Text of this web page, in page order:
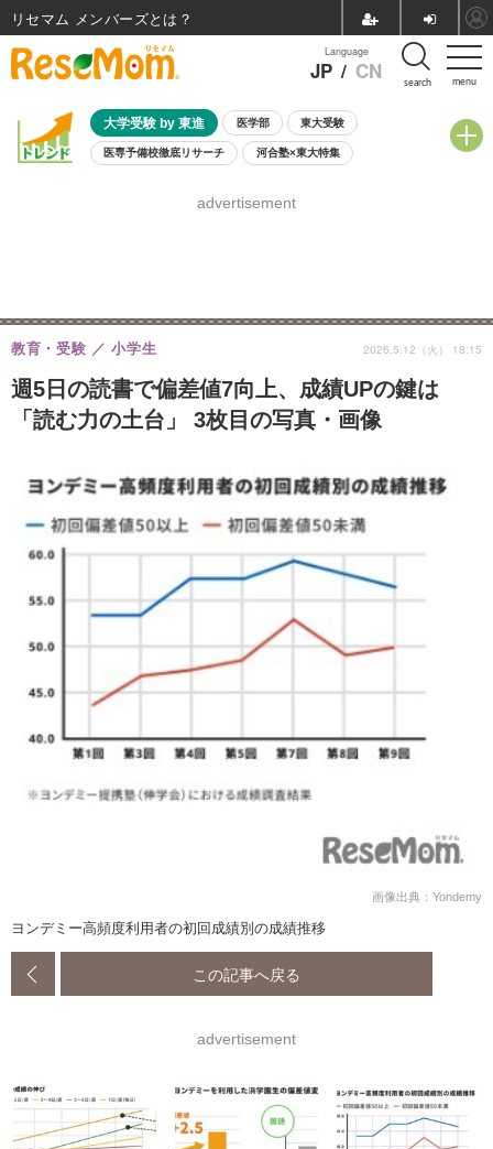
menu
Language
JP / CN search
大学受験 by 東進 医学部 東大受験
医専予備校徹底リサーチ 河合塾×東大特集
8月開催学校説明会・相談会
advertisement
週5日の読書で偏差値7向上、成績UPの鍵は
「読む力の土台」 3枚目の写真・画像
教育・受験 小学生 2026.5.12（火） 18:15
画像出典：Yondemy
ヨンデミー高頻度利用者の初回成績別の成績推移
この記事へ戻る
advertisement
リセマム メンバーズ